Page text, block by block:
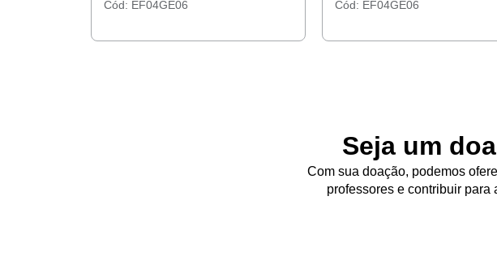
Cód: EF04GE06 Cód: EF04GE06
Seja um
Com sua doação, podemos
professores e contribuir para